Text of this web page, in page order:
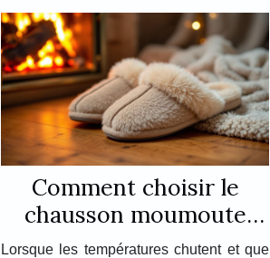
Comment choisir le
chausson moumoute
idéal pour l'hiver ?
Lorsque les températures chutent et que